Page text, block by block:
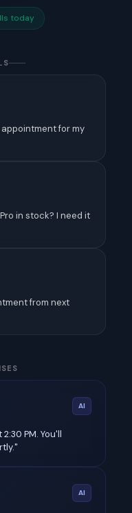
for my
in stock? I need it
from next
today
AI
PM. You'll
AI